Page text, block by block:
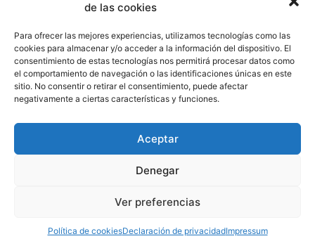
de las cookies
Para ofrecer las mejores experiencias, utilizamos tecnologías como las
cookies para almacenar y/o acceder a la información del dispositivo. El
consentimiento de estas tecnologías nos permitirá procesar datos como
el comportamiento de navegación o las identificaciones únicas en este
sitio. No consentir o retirar el consentimiento, puede afectar
negativamente a ciertas características y funciones.
Aceptar
Denegar
Ver preferencias
Política de cookiesDeclaración de privacidadImpressum
Política de Cookies
Aviso Legal
910 607 564
derechos reservados